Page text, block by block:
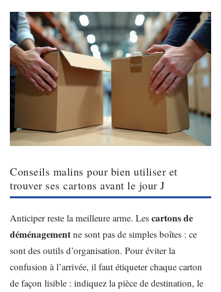
Conseils malins pour bien utiliser et
trouver ses cartons avant le jour J
Anticiper reste la meilleure arme. Les cartons de
déménagement ne sont pas de simples boîtes : ce
sont des outils d’organisation. Pour éviter la
confusion à l’arrivée, il faut étiqueter chaque carton
de façon lisible : indiquez la pièce de destination, le